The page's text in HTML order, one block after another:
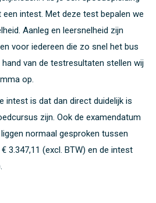
intest. Met deze test bepalen we
Aanleg en leersnelheid zijn
voor iedereen die zo snel het bus
van de testresultaten stellen wij
op.
intest is dat dan direct duidelijk is
zijn. Ook de examendatum
normaal gesproken tussen
€ 3.347,11 (excl. BTW) en de intest
.